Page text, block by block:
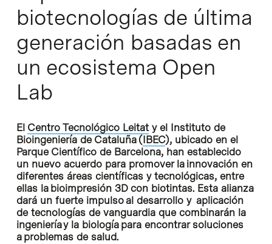
biotecnologías de última
generación basadas en
un ecosistema Open
Lab
El Centro Tecnológico Leitaty el Instituto de
Bioingeniería de Cataluña (IBEC), ubicado en el
Parque Científico de Barcelona, han establecido
un nuevo acuerdo para promover la innovación en
diferentes áreas científicas y tecnológicas, entre
ellas la bioimpresión 3D con biotintas. Esta alianza
dará un fuerte impulso al desarrollo y aplicación
de tecnologías de vanguardia que combinarán la
ingeniería y la biología para encontrar soluciones
a problemas de salud.